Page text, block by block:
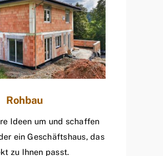
Rohbau
Ideen um und schaffen
ein Geschäftshaus, das
zu Ihnen passt.